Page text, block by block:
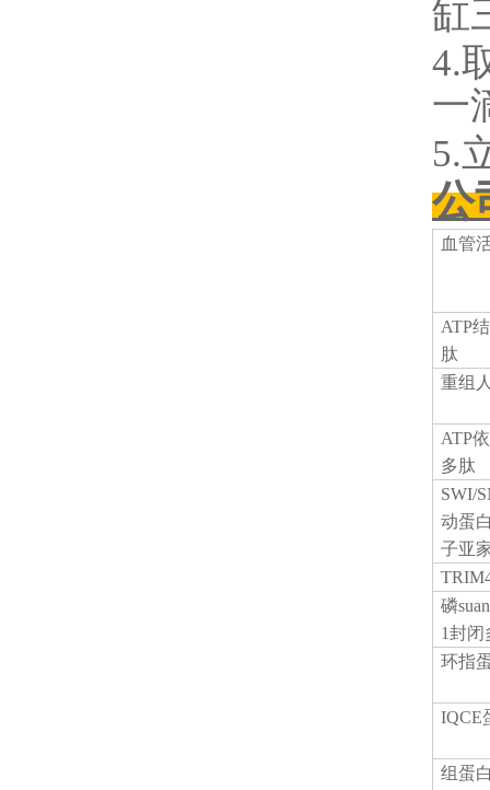
缸
4.
一
5.
公
血管
ATP
肽
重组
ATP
多肽
SWI/
动蛋
子亚
磷
1封闭
环指
IQCE
组蛋